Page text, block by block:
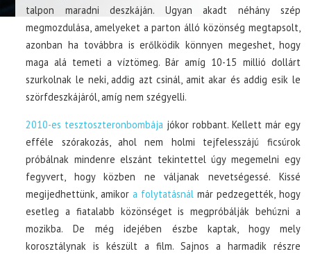
talpon maradni deszkáján. Ugyan akadt néhány szép
megmozdulása, amelyeket a parton álló közönség megtapsolt,
azonban ha továbbra is erőlködik könnyen megeshet, hogy
maga alá temeti a víztömeg. Bár amíg 10-15 millió dollárt
szurkolnak le neki, addig azt csinál, amit akar és addig esik le
szörfdeszkájáról, amíg nem szégyelli.
2010-es tesztoszteronbombája jókor robbant. Kellett már egy
efféle szórakozás, ahol nem holmi tejfelesszájú ficsúrok
próbálnak mindenre elszánt tekintettel úgy megemelni egy
fegyvert, hogy közben ne váljanak nevetségessé. Kissé
megijedhettünk, amikor a folytatásnálmár pedzegették, hogy
esetleg a fiatalabb közönséget is megpróbálják behúzni a
mozikba. De még idejében észbe kaptak, hogy mely
korosztálynak is készült a film. Sajnos a harmadik részre